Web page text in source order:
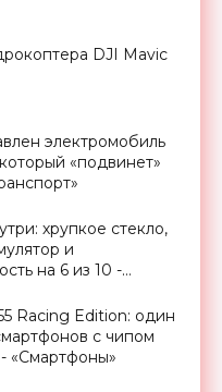
DJI Mavic
электромобиль
«подвинет»
хрупкое стекло,
и
на 6 из 10 -
Racing Edition: один
с чипом
«Смартфоны»